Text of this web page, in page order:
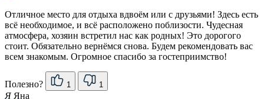
Отличное место для отдыха вдвоём или с друзьями! Здесь есть
всё необходимое, и всё расположено поблизости. Чудесная
атмосфера, хозяин встретил нас как родных! Это дорогого
стоит. Обязательно вернёмся снова. Будем рекомендовать вас
всем знакомым. Огромное спасибо за гостеприимство!
Полезно? 1 1
Я Яна